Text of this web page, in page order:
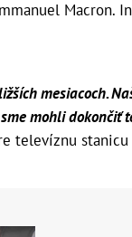
Macron.
mesiacoch.
mohli dokončiť
televíznu stanicu